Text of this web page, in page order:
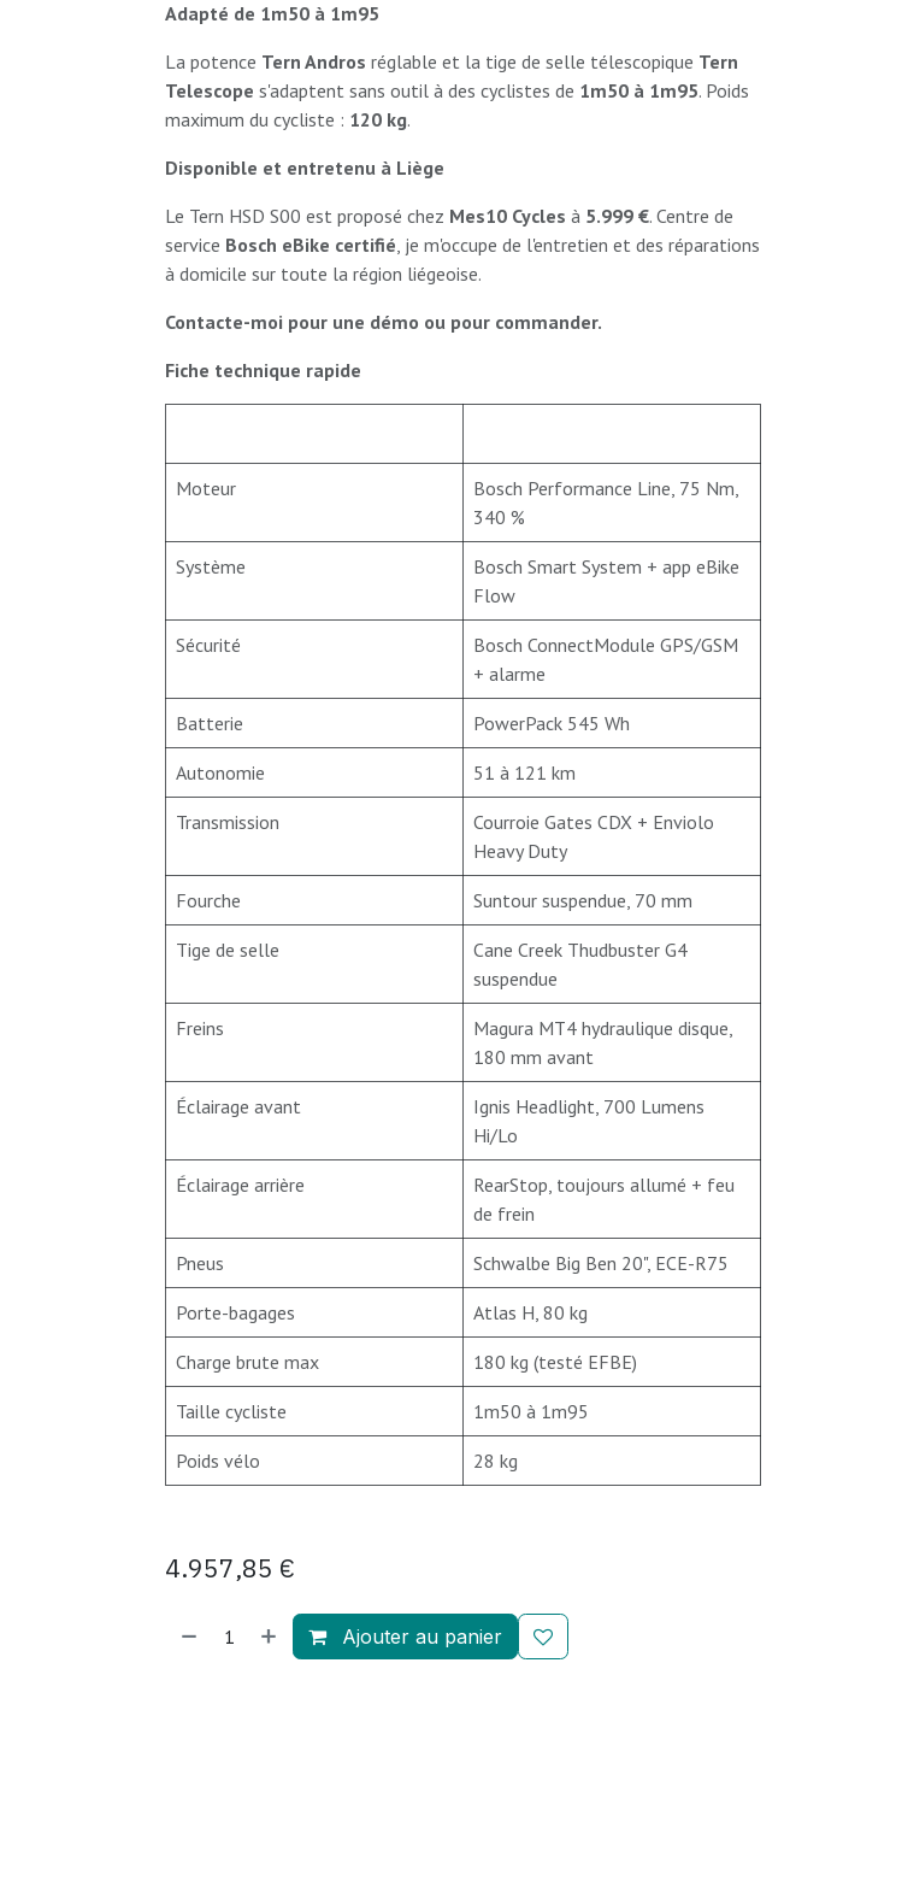
Adapté de 1m50 à 1m95
La potence Tern Andros réglable et la tige de selle télescopique Tern
Telescope s'adaptent sans outil à des cyclistes de 1m50 à 1m95. Poids
maximum du cycliste : 120 kg.
Disponible et entretenu à Liège
Le Tern HSD S00 est proposé chez Mes10 Cycles à 5.999 €. Centre de
service Bosch eBike certifié, je m'occupe de l'entretien et des réparations
à domicile sur toute la région liégeoise.
Contacte-moi pour une démo ou pour commander.
Fiche technique rapide
Moteur
Bosch Performance Line, 75 Nm,
340 %
Système
Bosch Smart System + app eBike
Flow
Sécurité
Bosch ConnectModule GPS/GSM
+ alarme
Batterie PowerPack 545 Wh
Autonomie 51 à 121 km
Transmission
Courroie Gates CDX + Enviolo
Heavy Duty
Fourche Suntour suspendue, 70 mm
Tige de selle
Cane Creek Thudbuster G4
suspendue
Freins
Magura MT4 hydraulique disque,
180 mm avant
Éclairage avant
Ignis Headlight, 700 Lumens
Hi/Lo
Éclairage arrière
RearStop, toujours allumé + feu
de frein
Pneus Schwalbe Big Ben 20", ECE-R75
Porte-bagages Atlas H, 80 kg
Charge brute max 180 kg (testé EFBE)
Taille cycliste 1m50 à 1m95
Poids vélo 28 kg
4.957,85 €
Ajouter au panier